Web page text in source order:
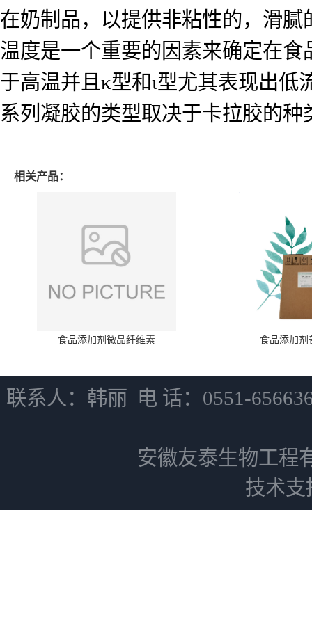
在奶制品，以提供非粘性的，滑腻
温度是一个重要的因素来确定在
于高温并且κ型和ι型尤其表现出
系列凝胶的类型取决于卡拉胶的
相关产品：
食品添加剂微晶纤维素 食品添加剂
联系人：韩丽 电 话：0551-
安徽友泰生物工程
技术